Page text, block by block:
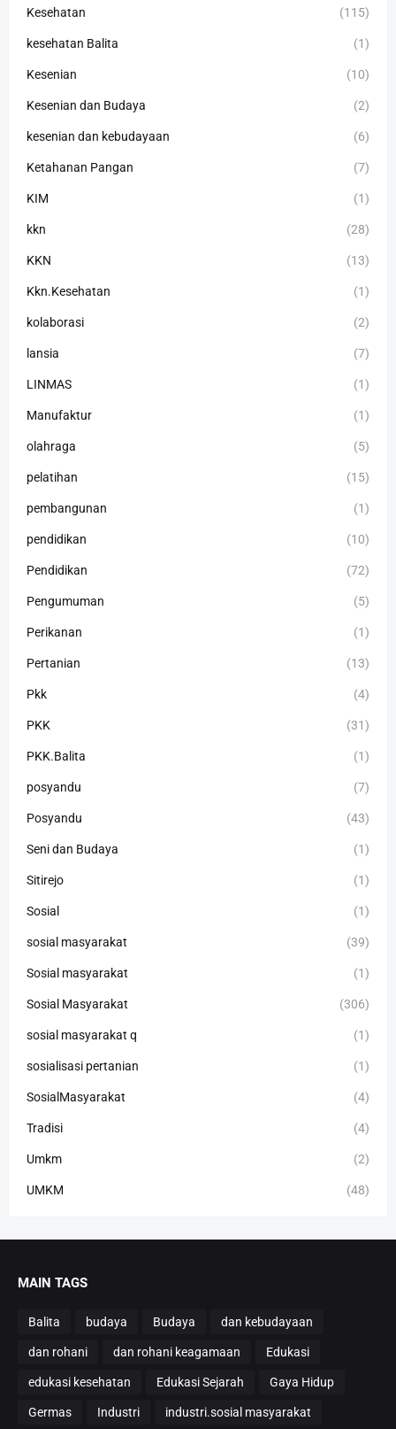
Kesehatan (115)
kesehatan Balita (1)
Kesenian (10)
Kesenian dan Budaya (2)
kesenian dan kebudayaan (6)
Ketahanan Pangan (7)
KIM (1)
kkn (28)
KKN (13)
Kkn.Kesehatan (1)
kolaborasi (2)
lansia (7)
LINMAS (1)
Manufaktur (1)
olahraga (5)
pelatihan (15)
pembangunan (1)
pendidikan (10)
Pendidikan (72)
Pengumuman (5)
Perikanan (1)
Pertanian (13)
Pkk (4)
PKK (31)
PKK.Balita (1)
posyandu (7)
Posyandu (43)
Seni dan Budaya (1)
Sitirejo (1)
Sosial (1)
sosial masyarakat (39)
Sosial masyarakat (1)
Sosial Masyarakat (306)
sosial masyarakat q (1)
sosialisasi pertanian (1)
SosialMasyarakat (4)
Tradisi (4)
Umkm (2)
UMKM (48)
MAIN TAGS
Balita budaya Budaya dan kebudayaan
dan rohani dan rohani keagamaan Edukasi
edukasi kesehatan Edukasi Sejarah Gaya Hidup
Germas Industri industri.sosial masyarakat